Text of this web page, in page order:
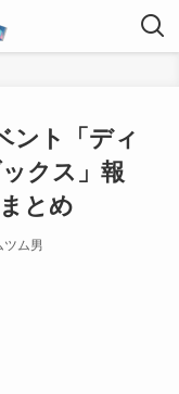
ント「ディ
クス」報
とめ
ツム男